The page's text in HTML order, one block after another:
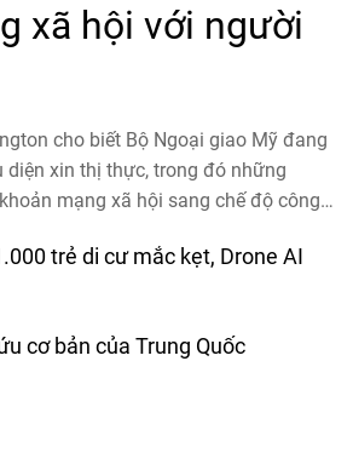
xã hội với người
cho biết Bộ Ngoại giao Mỹ đang
diện xin thị thực, trong đó những
mạng xã hội sang chế độ công
trẻ di cư mắc kẹt, Drone AI
cơ bản của Trung Quốc